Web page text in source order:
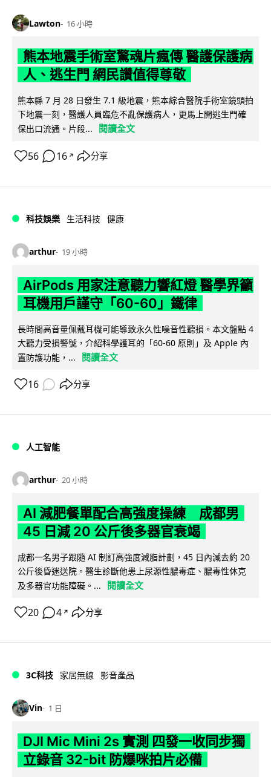
Lawton 16 小時
熊本地震手術室驚魂片瘋傳 醫護保護病
人、逃生門 網民讚值得尊敬
熊本縣 7 月 28 日發生 7.1 級地震，熊本綜合醫院手術室鏡頭拍
下地震一刻，醫護人員臨危不亂保護病人，更馬上開逃生門確
保出口流通。片段...
閱讀全文
56 16 ↗ 分享
科技娛樂 生活科技 健康
arthur 19 小時
AirPods 用家注意聽力響紅燈 醫學界籲
耳機用戶謹守「60-60」鐵律
長時間高音量佩戴耳機可能導致永久性噪音性聽損。本文盤點 4
大聽力受損警號，介紹科學護耳的「60-60 原則」及 Apple 內
置防護功能，...
閱讀全文
16 分享
人工智能
arthur 20 小時
AI 減肥餐單配合高強度操練 成都男
45 日減 20 公斤後多器官衰竭
成都一名男子跟隨 AI 制訂高強度減脂計劃，45 日內減去約 20
公斤後昏迷送院。醫生診斷他患上尿源性膿毒症、膿毒性休克
及多器官功能障礙。...
閱讀全文
20 4 ↗ 分享
3C科技 家居無線 影音產品
Vin 1 日
DJI Mic Mini 2s 實測 四發一收同步獨
立錄音 32-bit 防爆咪拍片必備